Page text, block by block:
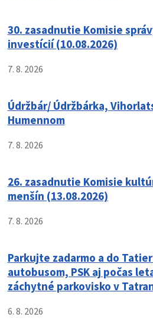
30. zasadnutie Komisie
investícií (10.08.2026)
7. 8. 2026
Údržbár/ Údržbárka,
Humennom
7. 8. 2026
26. zasadnutie Komisie
menšín (13.08.2026)
7. 8. 2026
Parkujte zadarmo a do
autobusom, PSK aj počas
záchytné parkovisko v
6. 8. 2026